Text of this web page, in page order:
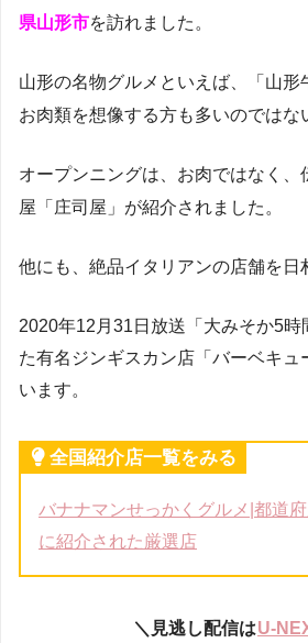
県山形市を訪れました。
山形の名物グルメといえば、「山形
お肉類を想像する方も多いのではな
オープンニングは、お肉ではなく、
屋「庄司屋」が紹介されました。
他にも、絶品イタリアンの店舗を日
2020年12月31日放送「大みそか5
た有名ジンギスカン店「バーベキュ
います。
全国紹介店一覧をみる
バナナマンせっかくグルメ|都道
に紹介された厳選店
＼見逃し配信はU-